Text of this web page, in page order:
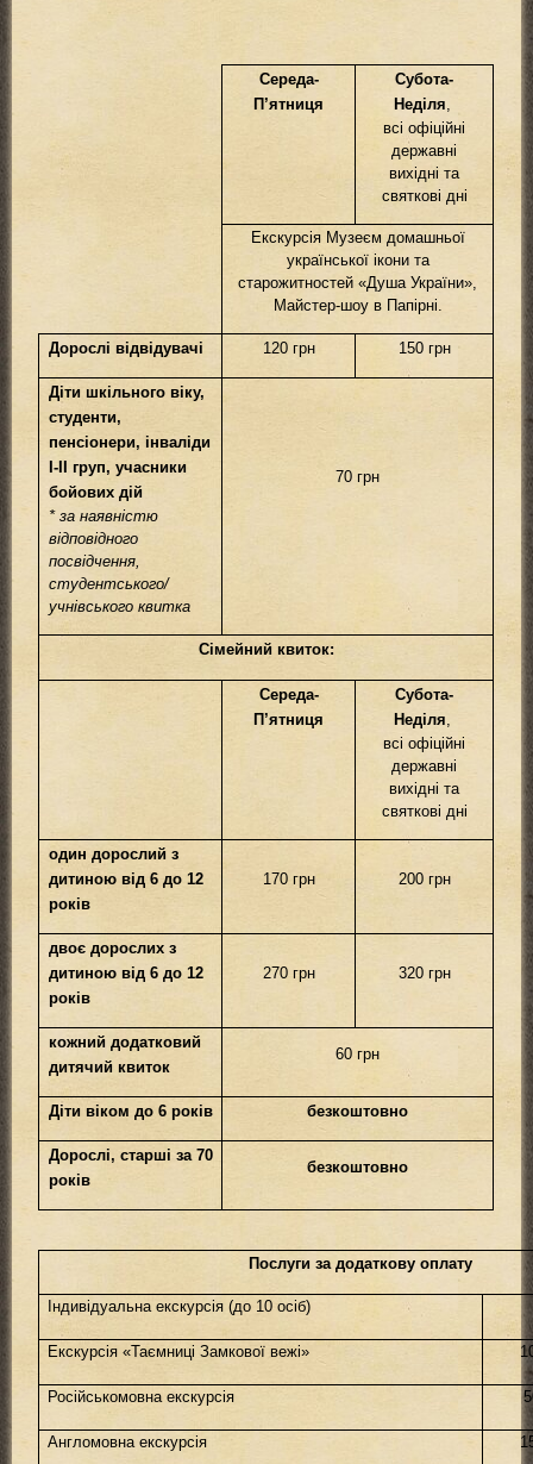
Середа-
П’ятниця
Субота-
Неділя,
всі офіційні
державні
вихідні та
святкові дні
Екскурсія Музеєм домашньої
української ікони та
старожитностей «Душа України»,
Майстер-шоу в Папірні.
Дорослі відвідувачі 120 грн 150 грн
Діти шкільного віку,
студенти,
пенсіонери, інваліди
I-II груп, учасники
бойових дій
* за наявністю
відповідного
посвідчення,
студентського/
учнівського квитка
70 грн
Cімейний квиток:
Середа-
П’ятниця
Субота-
Неділя,
всі офіційні
державні
вихідні та
святкові дні
один дорослий з
дитиною від 6 до 12
років
170 грн 200 грн
двоє дорослих з
дитиною від 6 до 12
років
270 грн 320 грн
кожний додатковий
дитячий квиток
60 грн
Діти віком до 6 років безкоштовно
Дорослі, старші за 70
років
безкоштовно
Послуги за додаткову оплату
Індивідуальна екскурсія (до 10 осіб)
Екскурсія «Таємниці Замкової вежі»
Російськомовна екскурсія
Англомовна екскурсія